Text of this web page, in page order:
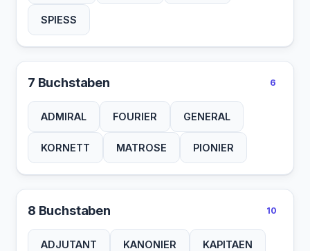
SPIESS
7 Buchstaben 6
ADMIRAL FOURIER GENERAL
KORNETT MATROSE PIONIER
8 Buchstaben 10
ADJUTANT KANONIER KAPITAEN